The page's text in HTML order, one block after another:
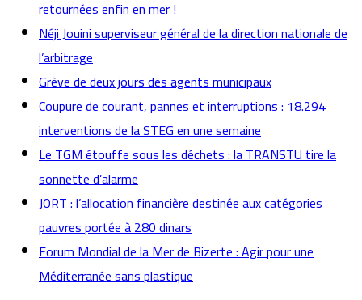
retournées enfin en mer !
Néji Jouini superviseur général de la direction nationale de
l’arbitrage
Grève de deux jours des agents municipaux
Coupure de courant, pannes et interruptions : 18.294
interventions de la STEG en une semaine
Le TGM étouffe sous les déchets : la TRANSTU tire la
sonnette d’alarme
JORT : l’allocation financière destinée aux catégories
pauvres portée à 280 dinars
Forum Mondial de la Mer de Bizerte : Agir pour une
Méditerranée sans plastique